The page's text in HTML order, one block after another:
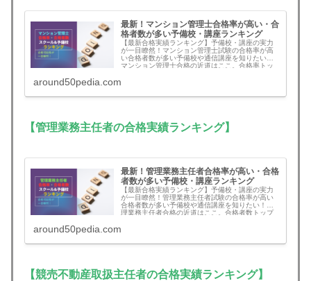
最新！マンション管理士合格率が高い・合
格者数が多い予備校・講座ランキング
【最新合格実績ランキング】予備校・講座の実力
が一目瞭然！マンション管理士試験の合格率が高
い合格者数が多い予備校や通信講座を知りたい！
マンション管理士合格の近道はここ。合格率トッ
around50pedia.com
【管理業務主任者の合格実績ランキング】
最新！管理業務主任者合格率が高い・合格
者数が多い予備校・講座ランキング
【最新合格実績ランキング】予備校・講座の実力
が一目瞭然！管理業務主任者試験の合格率が高い
合格者数が多い予備校や通信講座を知りたい！管
理業務主任者合格の近道はここ。合格者数トップ
around50pedia.com
【競売不動産取扱主任者の合格実績ランキング】